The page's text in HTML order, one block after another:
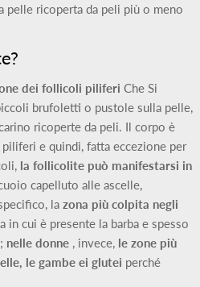
pelle ricoperta da peli più o meno
dei follicoli piliferi Che Si
brufoletti o pustole sulla pelle,
ricoperte da peli. Il corpo è
e quindi, fatta eccezione per
la follicolite può manifestarsi in
capelluto alle ascelle,
la zona più colpita negli
in cui è presente la barba e spesso
nelle donne , invece, le zone più
le gambe ei glutei perché